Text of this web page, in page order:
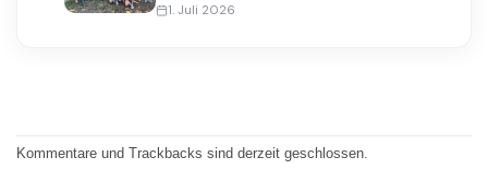
1. Juli 2026
Kommentare und Trackbacks sind derzeit geschlossen.